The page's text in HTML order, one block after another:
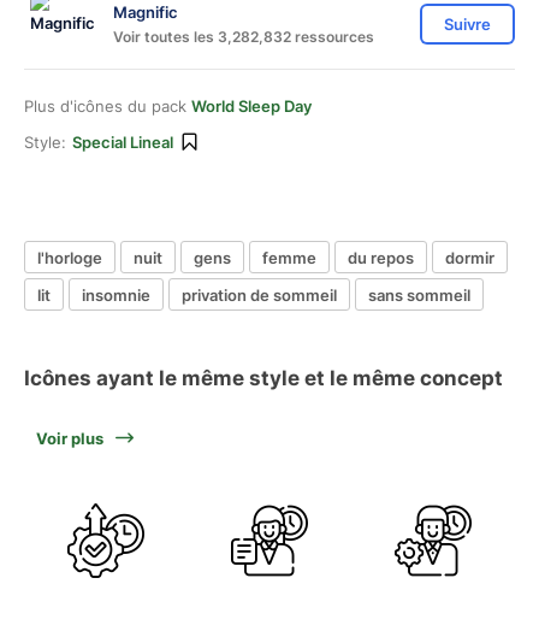
Magnific
Voir toutes les 3,282,832 ressources
Suivre
Plus d'icônes du pack World Sleep Day
Style: Special Lineal
l'horloge nuit gens femme du repos
dormir
lit
insomnie privation de sommeil sans sommeil
Icônes ayant le même style et le même concept
Voir plus